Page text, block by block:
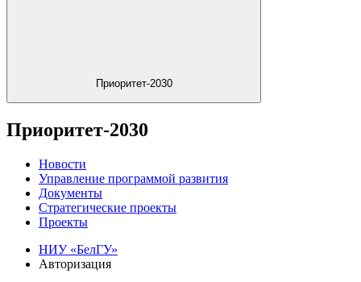
Приоритет-2030
Приоритет-2030
Новости
Управление программой развития
Документы
Стратегические проекты
Проекты
НИУ «БелГУ»
Авторизация